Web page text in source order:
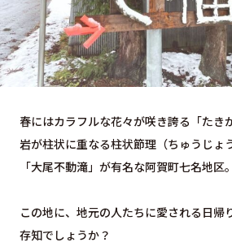
春にはカラフルな花々が咲き誇る「たき
岩が柱状に重なる柱状節理（ちゅうじょ
「大尾不動滝」が有名な阿賀町七名地区。
この地に、地元の人たちに愛される日帰
存知でしょうか？